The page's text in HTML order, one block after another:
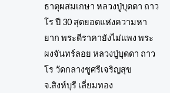
ธาตุผสมเกษา หลวงปู่บุดดา ถาว
โร ปี 30 สุดยอดแห่งความหา
ยาก พระดีราคายังไม่แพง พระ
ผงจันทร์ลอย หลวงปู่บุดดา ถาว
โร วัดกลางชูศรีเจริญสุข
จ.สิงห์บุรี เลี่ยมทอง